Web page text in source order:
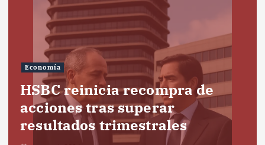
Economía
HSBC reinicia recompra de
acciones tras superar
resultados trimestrales